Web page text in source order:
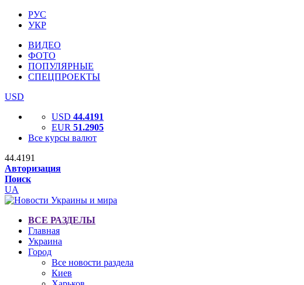
РУС
УКР
ВИДЕО
ФОТО
ПОПУЛЯРНЫЕ
СПЕЦПРОЕКТЫ
USD
USD 44.4191
EUR 51.2905
Все курсы валют
44.4191
Авторизация
Поиск
UA
ВСЕ РАЗДЕЛЫ
Главная
Украина
Город
Все новости раздела
Киев